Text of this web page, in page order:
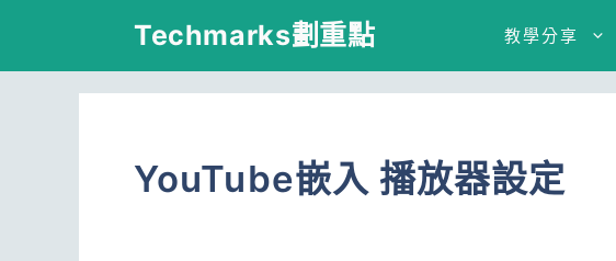
Techmarks劃重點 教學分享
YouTube嵌入 播放器設定